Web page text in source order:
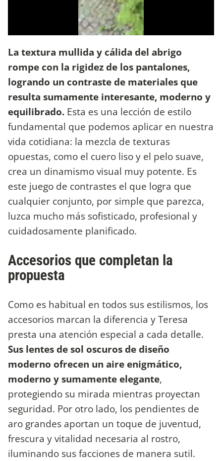
La textura mullida y cálida del abrigo
rompe con la rigidez de los pantalones,
logrando un contraste de materiales que
resulta sumamente interesante, moderno y
equilibrado. Esta es una lección de estilo
fundamental que podemos aplicar en nuestra
vida cotidiana: la mezcla de texturas
opuestas, como el cuero liso y el pelo suave,
crea un dinamismo visual muy potente. Es
este juego de contrastes el que logra que
cualquier conjunto, por simple que parezca,
luzca mucho más sofisticado, profesional y
cuidadosamente planificado.
Accesorios que completan la
propuesta
Como es habitual en todos sus estilismos, los
accesorios marcan la diferencia y Teresa
presta una atención especial a cada detalle.
Sus lentes de sol oscuros de diseño
moderno ofrecen un aire enigmático,
moderno y sumamente elegante,
protegiendo su mirada mientras proyectan
seguridad. Por otro lado, los pendientes de
aro grandes aportan un toque de juventud,
frescura y vitalidad necesaria al rostro,
iluminando sus facciones de manera sutil.